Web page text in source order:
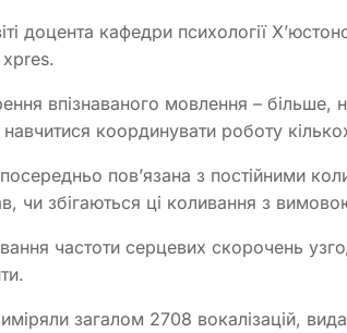
доцента кафедри психології
впізнаваного мовлення –
координувати роботу
пов’язана з постійними
чи збігаються ці коливання з
частоти серцевих скорочень
загалом 2708 вокалізацій,